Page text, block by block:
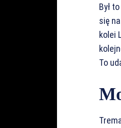
Był
się
kolei
To